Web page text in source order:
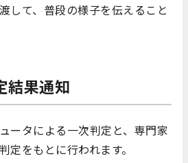
して、普段の様子を伝えること
結果通知
ータによる一次判定と、専門家
定をもとに行われます。